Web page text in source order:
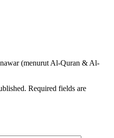
(menurut Al-Quran & Al-
Required fields are